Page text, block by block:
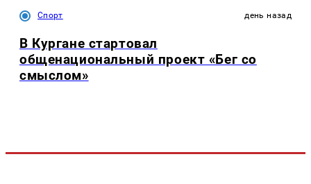
Спорт день назад
В Кургане стартовал
общенациональный проект «Бег со
смыслом»